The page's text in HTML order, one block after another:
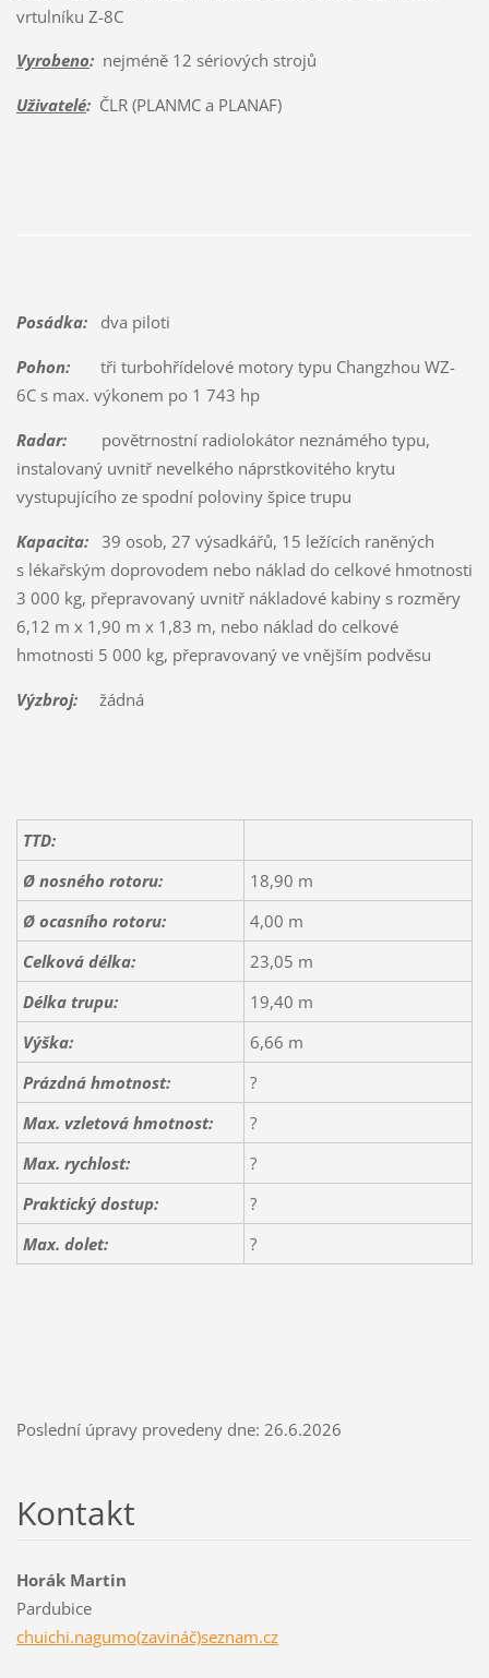
vrtulníku Z-8C
Vyrobeno:nejméně 12 sériových strojů
Uživatelé:ČLR (PLANMC a PLANAF)
Posádka:dva piloti
Pohon:tři turbohřídelové motory typu Changzhou WZ-
6C s max. výkonem po 1 743 hp
Radar:povětrnostní radiolokátor neznámého typu,
instalovaný uvnitř nevelkého náprstkovitého krytu
vystupujícího ze spodní poloviny špice trupu
Kapacita:39 osob, 27 výsadkářů, 15 ležících raněných
s lékařským doprovodem nebo náklad do celkové hmotnosti
3 000 kg, přepravovaný uvnitř nákladové kabiny s rozměry
6,12 m x 1,90 m x 1,83 m, nebo náklad do celkové
hmotnosti 5 000 kg, přepravovaný ve vnějším podvěsu
Výzbroj:žádná
TTD:
Ø nosného rotoru:
18,90 m
Ø ocasního rotoru:
4,00 m
Celková délka:
23,05 m
Délka trupu:
19,40 m
Výška:
6,66 m
Prázdná hmotnost:
?
Max. vzletová hmotnost:
?
Max. rychlost:
?
Praktický dostup:
?
Max. dolet:
?
Poslední úpravy provedeny dne: 26.6.2026
Kontakt
Horák Martin
Pardubice
chuichi.nagumo(zavináč)seznam.cz